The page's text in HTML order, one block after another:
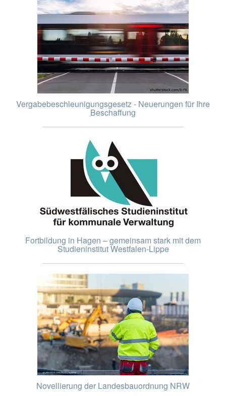
Vergabebeschleunigungsgesetz - Neuerungen für Ihre
Beschaffung
Fortbildung in Hagen – gemeinsam stark mit dem
Studieninstitut Westfalen-Lippe
Novellierung der Landesbauordnung NRW